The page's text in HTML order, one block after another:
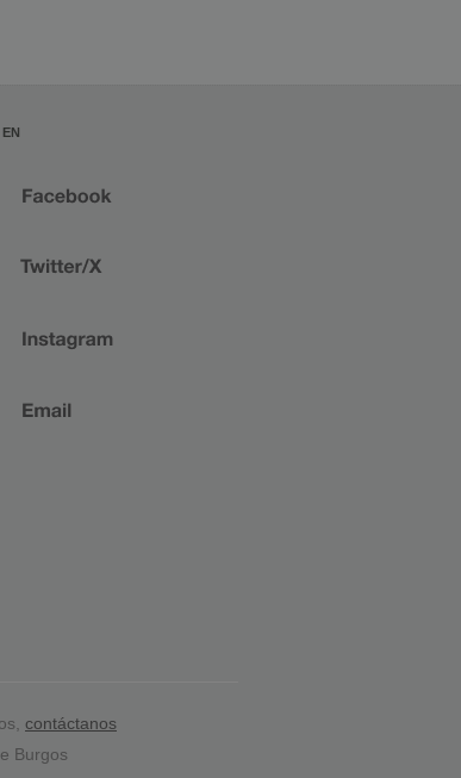
contáctanos
Burgos